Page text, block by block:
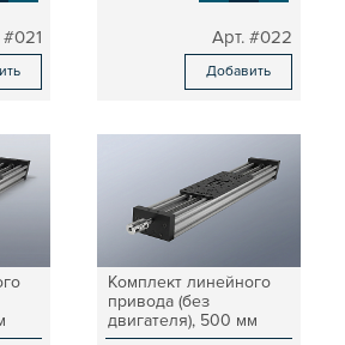
ДВИГАТЕЛЕЙ
ШПИНДЕЛЕЙ
#021 #022
Добавить
Комплект линейного
привода (без
двигателя), 500 мм